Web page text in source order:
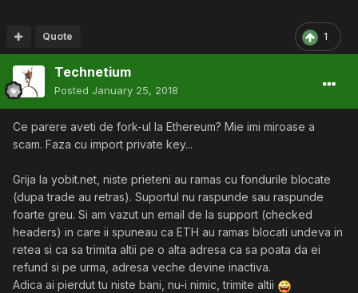
1
Quote
Technetium
Posted January 25, 2018
Ce parere aveti de fork-ul la Ethereum? Mie imi miroase a
scam. Faza cu import private key...
Grija la yobit.net, niste prieteni au ramas cu fondurile blocate
(dupa trade au retras). Suportul nu raspunde sau raspunde
foarte greu. Si am vazut un email de la support (checked
headers) in care ii spuneau ca ETH au ramas blocati undeva in
retea si ca sa trimita altii pe o alta adresa ca sa poata da ei
refund si pe urma, adresa veche devine inactiva.
Adica ai pierdut tu niste bani, nu-i nimic, trimite altii